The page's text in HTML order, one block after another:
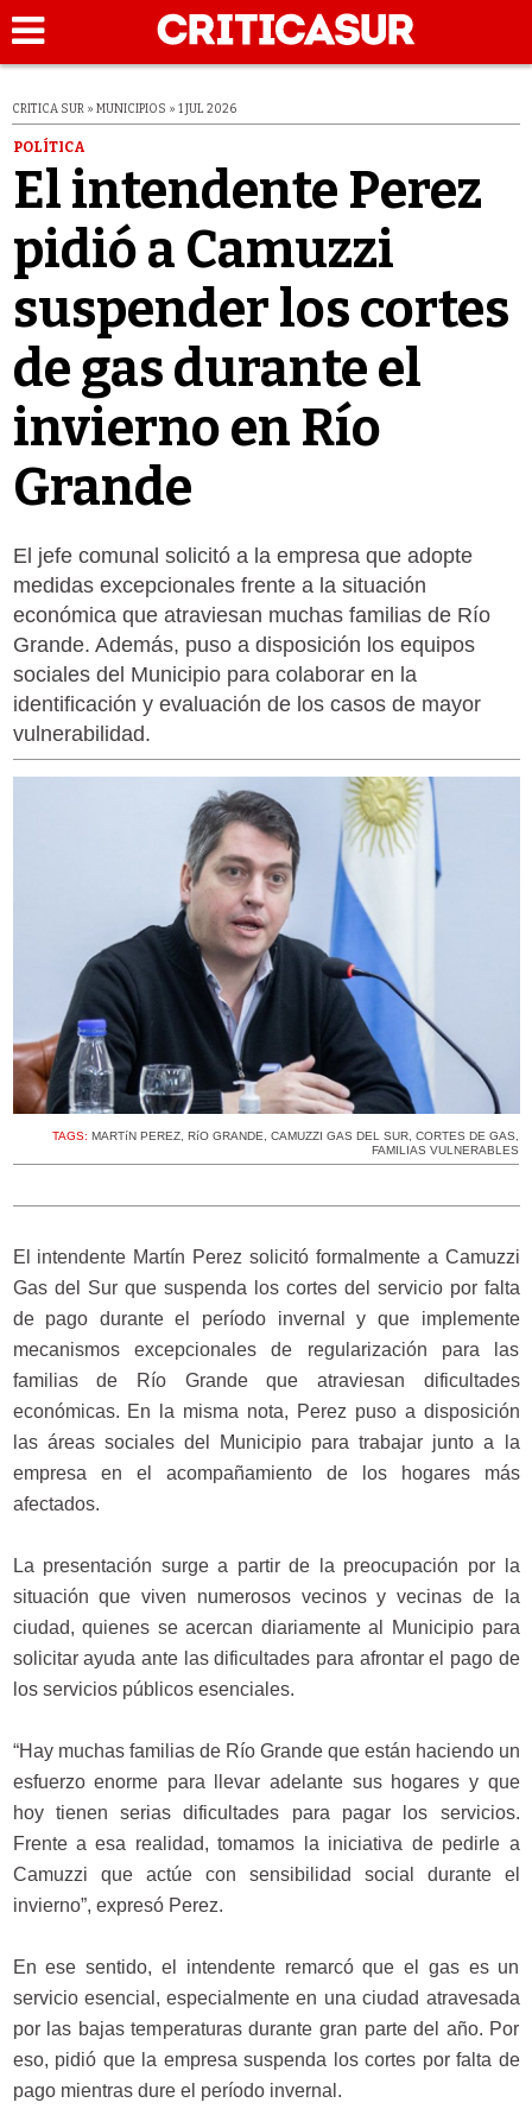
CRITICA SUR » MUNICIPIOS » 1 JUL 2026
POLÍTICA
El intendente Perez
pidió a Camuzzi
suspender los cortes
de gas durante el
invierno en Río
Grande
El jefe comunal solicitó a la empresa que adopte
medidas excepcionales frente a la situación
económica que atraviesan muchas familias de Río
Grande. Además, puso a disposición los equipos
sociales del Municipio para colaborar en la
identificación y evaluación de los casos de mayor
vulnerabilidad.
TAGS: MARTíN PEREZ RíO GRANDE CAMUZZI GAS DEL SUR CORTES DE GAS
FAMILIAS VULNERABLES
El intendente Martín Perez solicitó formalmente a Camuzzi
Gas del Sur que suspenda los cortes del servicio por falta
de pago durante el período invernal y que implemente
mecanismos excepcionales de regularización para las
familias de Río Grande que atraviesan dificultades
económicas. En la misma nota, Perez puso a disposición
las áreas sociales del Municipio para trabajar junto a la
empresa en el acompañamiento de los hogares más
afectados.
La presentación surge a partir de la preocupación por la
situación que viven numerosos vecinos y vecinas de la
ciudad, quienes se acercan diariamente al Municipio para
solicitar ayuda ante las dificultades para afrontar el pago de
los servicios públicos esenciales.
“Hay muchas familias de Río Grande que están haciendo un
esfuerzo enorme para llevar adelante sus hogares y que
hoy tienen serias dificultades para pagar los servicios.
Frente a esa realidad, tomamos la iniciativa de pedirle a
Camuzzi que actúe con sensibilidad social durante el
invierno”, expresó Perez.
En ese sentido, el intendente remarcó que el gas es un
servicio esencial, especialmente en una ciudad atravesada
por las bajas temperaturas durante gran parte del año. Por
eso, pidió que la empresa suspenda los cortes por falta de
pago mientras dure el período invernal.